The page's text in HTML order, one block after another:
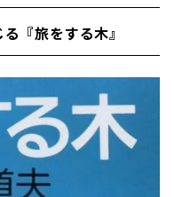
『旅をする木』